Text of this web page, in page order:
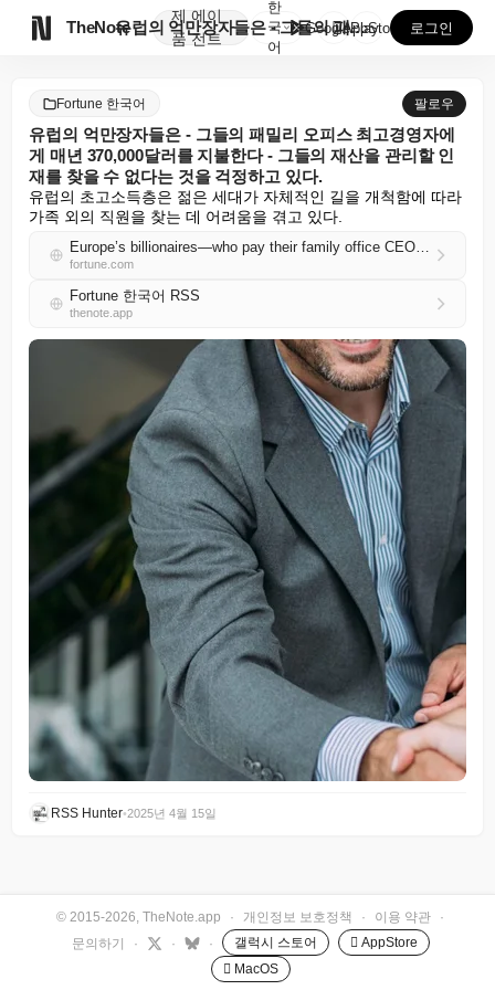
TheNote
제
품
에이
전트
유럽의 억만장자들은 - 그들의 패밀리 오피스 최고경영자...
한
국
어
GooglePlay
AppStore 로그인
Fortune 한국어 팔로우
유럽의 억만장자들은 - 그들의 패밀리 오피스 최고경영자에
게 매년 370,000달러를 지불한다 - 그들의 재산을 관리할 인
재를 찾을 수 없다는 것을 걱정하고 있다.
유럽의 초고소득층은 젊은 세대가 자체적인 길을 개척함에 따라
가족 외의 직원을 찾는 데 어려움을 겪고 있다.
Europe’s billionaires—who pay their family office CEOs $370,000 a year—are worried they can’t find the talent to manage their fortunes
fortune.com
Fortune 한국어 RSS
thenote.app
RSS Hunter•2025년 4월 15일
© 2015-2026, TheNote.app · 개인정보 보호정책 · 이용 약관
·
문의하기
· · · 갤럭시 스토어
 AppStore
 MacOS